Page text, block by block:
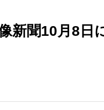
新聞10月8日